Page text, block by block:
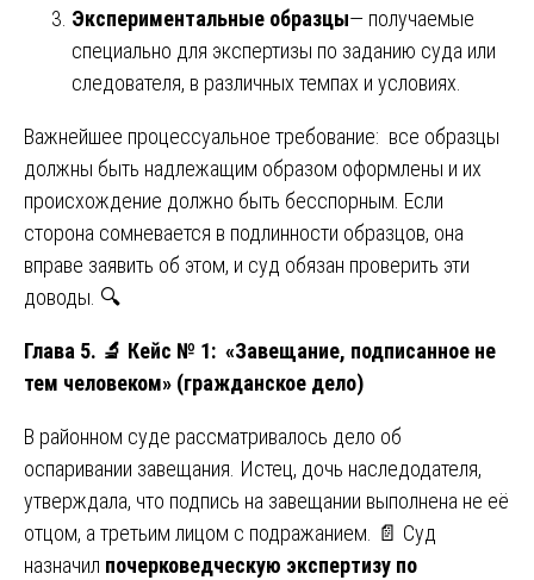
Экспериментальные образцы— получаемые
специально для экспертизы по заданию суда или
следователя, в различных темпах и условиях.
Важнейшее процессуальное требование: все образцы
должны быть надлежащим образом оформлены и их
происхождение должно быть бесспорным. Если
сторона сомневается в подлинности образцов, она
вправе заявить об этом, и суд обязан проверить эти
доводы. 🔍
Глава 5. 🔬 Кейс № 1: «Завещание, подписанное не
тем человеком» (гражданское дело)
В районном суде рассматривалось дело об
оспаривании завещания. Истец, дочь наследодателя,
утверждала, что подпись на завещании выполнена не её
отцом, а третьим лицом с подражанием. 📄 Суд
назначил почерковедческую экспертизу по